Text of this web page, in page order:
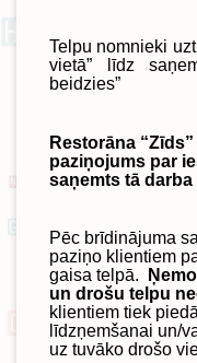
Telpu nomnieki
vietā” līdz
beidzies”
Restorāna
paziņojums par
saņemts tā darba
Pēc brīdinājuma
paziņo klientiem
gaisa telpā.
un drošu telpu
klientiem tiek
līdzņemšanai un/
uz tuvāko drošo